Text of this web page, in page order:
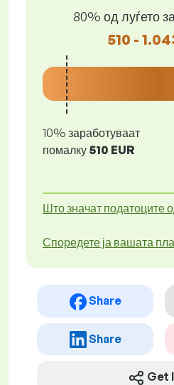
80% од луѓето
510 -
10% заработуваат
помалку 510 EUR
Што значат податоците
Споредете ја вашата
Share
Share
Get